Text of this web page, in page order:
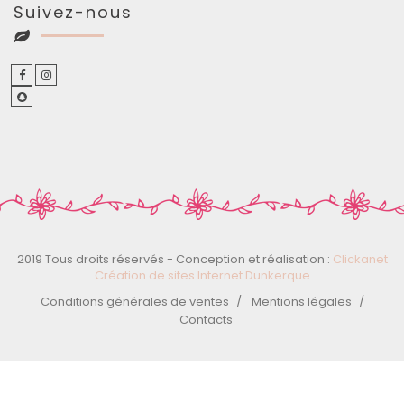
Suivez-nous
2019 Tous droits réservés - Conception et réalisation : Clickanet
Création de sites Internet Dunkerque
Conditions générales de ventes
Mentions légales
Contacts